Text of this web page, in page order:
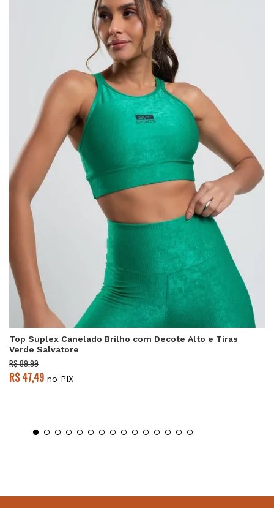
Top Suplex Canelado Brilho com Decote Alto e Tiras
Verde Salvatore
R$ 89,99
R$ 47,49 no PIX